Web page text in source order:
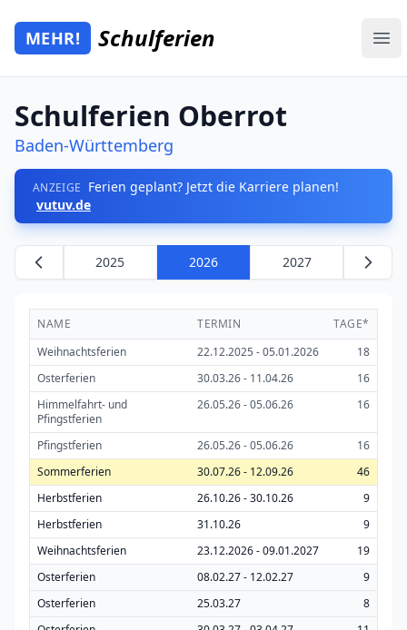
Zum Hauptinhalt springen
Mehr Schulferien
MEHR! Schulferien
Schulferien Oberrot
Baden-Württemberg
ANZEIGE Ferien geplant? Jetzt die Karriere planen!
vutuv.de
2025 2026 2027
NAME TERMIN
TAGE*
Weihnachtsferien
22.12.2025 - 05.01.2026
18
Osterferien
30.03.26 - 11.04.26
16
Himmelfahrt- und
Pfingstferien
26.05.26 - 05.06.26 16
Pfingstferien 26.05.26 - 05.06.26
16
Sommerferien
30.07.26 - 12.09.26
46
Herbstferien
26.10.26 - 30.10.26
9
Herbstferien
31.10.26
9
Weihnachtsferien
23.12.2026 - 09.01.2027
19
Osterferien
08.02.27 - 12.02.27
9
Osterferien
25.03.27
8